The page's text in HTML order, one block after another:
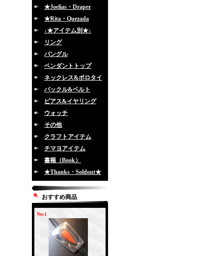
★Joelias・Draper
★Rita・Quezada
↓★アイテム別★↓
リング
バングル
ペンダントトップ
ネックレス&ボロタイ
バックル&ベルト
ピアス&イヤリング
ウォッチ
その他
クラフトアイテム
チマヨアイテム
書籍（Book）
★Thanks・Soldout★
おすすめ商品
No.1